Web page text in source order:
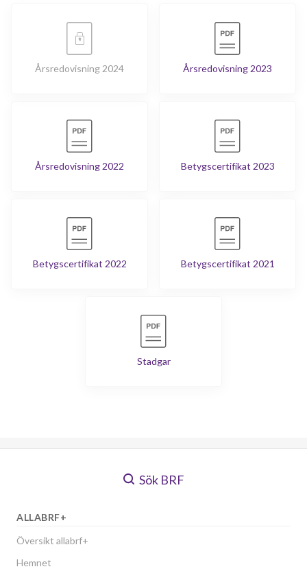
Årsredovisning 2024 Årsredovisning 2023
Årsredovisning 2022 Betygscertifikat 2023
Betygscertifikat 2022 Betygscertifikat 2021
Stadgar
Sök BRF
ALLABRF+
Översikt allabrf+
Hemnet